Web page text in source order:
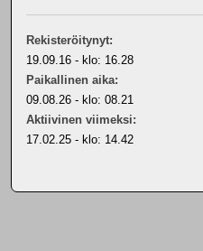
Rekisteröitynyt:
19.09.16 - klo: 16.28
Paikallinen aika:
09.08.26 - klo: 08.21
Aktiivinen viimeksi:
17.02.25 - klo: 14.42